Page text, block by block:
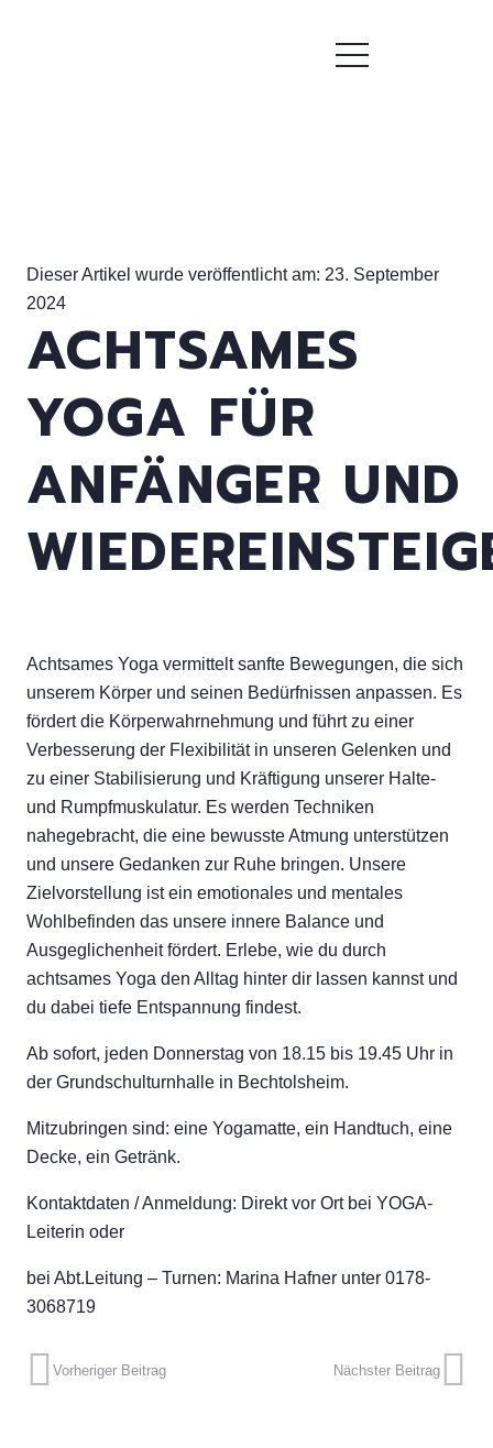
Dieser Artikel wurde veröffentlicht am: 23. September
2024
ACHTSAMES
YOGA FÜR
ANFÄNGER UND
Achtsames Yoga vermittelt sanfte Bewegungen, die sich
unserem Körper und seinen Bedürfnissen anpassen. Es
fördert die Körperwahrnehmung und führt zu einer
Verbesserung der Flexibilität in unseren Gelenken und
zu einer Stabilisierung und Kräftigung unserer Halte-
und Rumpfmuskulatur. Es werden Techniken
nahegebracht, die eine bewusste Atmung unterstützen
und unsere Gedanken zur Ruhe bringen. Unsere
Zielvorstellung ist ein emotionales und mentales
Wohlbefinden das unsere innere Balance und
Ausgeglichenheit fördert. Erlebe, wie du durch
achtsames Yoga den Alltag hinter dir lassen kannst und
du dabei tiefe Entspannung findest.
Ab sofort, jeden Donnerstag von 18.15 bis 19.45 Uhr in
der Grundschulturnhalle in Bechtolsheim.
Mitzubringen sind: eine Yogamatte, ein Handtuch, eine
Decke, ein Getränk.
Kontaktdaten / Anmeldung: Direkt vor Ort bei YOGA-
Leiterin oder
bei Abt.Leitung – Turnen: Marina Hafner unter 0178-
3068719
Vorheriger Beitrag Nächster Beitrag